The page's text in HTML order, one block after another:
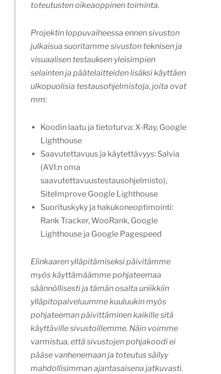
toteutusten oikeaoppinen toiminta.
Projektin loppuvaiheessa ennen sivuston
julkaisua suoritamme sivuston teknisen ja
visuaalisen testauksen yleisimpien
selainten ja päätelaitteiden lisäksi käyttäen
ulkopuolisia testausohjelmistoja, joita ovat
mm:
Koodin laatu ja tietoturva: X-Ray, Google
Lighthouse
Saavutettavuus ja käytettävyys: Salvia
(AVI:n oma
saavutettavuustestausohjelmisto),
SiteImprove Google Lighthouse
Suorituskyky ja hakukoneoptimointi:
Rank Tracker, WooRank, Google
Lighthouse ja Google Pagespeed
Elinkaaren ylläpitämiseksi päivitämme
myös käyttämäämme pohjateemaa
säännöllisesti ja tämän osalta uniikkiin
ylläpitopalveluumme kuuluukin myös
pohjateeman päivittäminen kaikille sitä
käyttäville sivustoillemme. Näin voimme
varmistua, että sivustojen pohjakoodi ei
pääse vanhenemaan ja toteutus säilyy
mahdollisimman ajantasaisena jatkuvasti.